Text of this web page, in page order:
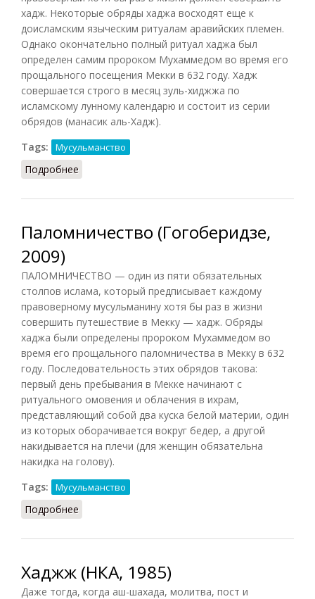
хадж. Некоторые обряды хаджа восходят еще к
доисламским языческим ритуалам аравийских племен.
Однако окончательно полный ритуал хаджа был
определен самим пророком Мухаммедом во время его
прощального посещения Мекки в 632 году. Xадж
совершается строго в месяц зуль-хиджжа по
исламскому лунному календарю и состоит из серии
обрядов (манасик аль-Хадж).
Tags:
Мусульманство
Подробнее
Паломничество (Гогоберидзе,
2009)
ПАЛОМНИЧЕСТВО — один из пяти обязательных
столпов ислама, который предписывает каждому
правоверному мусульманину хотя бы раз в жизни
совершить путешествие в Мекку — хадж. Обряды
хаджа были определены пророком Мухаммедом во
время его прощального паломничества в Мекку в 632
году. Последовательность этих обрядов такова:
первый день пребывания в Мекке начинают с
ритуального омовения и облачения в ихрам,
представляющий собой два куска белой материи, один
из которых оборачивается вокруг бедер, а другой
накидывается на плечи (для женщин обязательна
накидка на голову).
Tags:
Мусульманство
Подробнее
Хаджж (НКА, 1985)
Даже тогда, когда аш-шахада, молитва, пост и